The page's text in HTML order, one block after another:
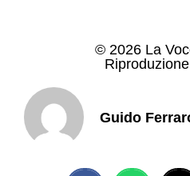
© 2026 La
Guido